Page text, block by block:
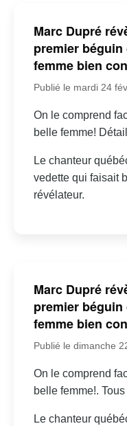
Marc Dupré
premier béguin
femme bien
Publié le mardi 24
On le comprend
belle femme!
Le chanteur
vedette qui faisait
révélateur.
Marc Dupré
premier béguin
femme bien
Publié le dimanche
On le comprend
belle femme!.
Le chanteur